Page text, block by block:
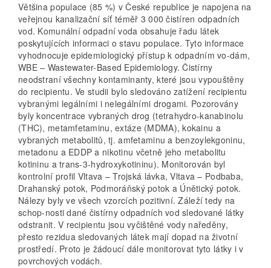
Většina populace (85 %) v České republice je napojena na
veřejnou kanalizační síť téměř 3 000 čistíren odpadních
vod. Komunální odpadní voda obsahuje řadu látek
poskytujících informaci o stavu populace. Tyto informace
vyhodnocuje epidemiologický přístup k odpadním vo-dám,
WBE – Wastewater-Based Epidemiology. Čistírny
neodstraní všechny kontaminanty, které jsou vypouštěny
do recipientu. Ve studii bylo sledováno zatížení recipientu
vybranými legálními i nelegálními drogami. Pozorovány
byly koncentrace vybraných drog (tetrahydro-kanabinolu
(THC), metamfetaminu, extáze (MDMA), kokainu a
vybraných metabolitů, tj. amfetaminu a benzoylekgoninu,
metadonu a EDDP a nikotinu včetně jeho metabolitu
kotininu a trans-3-hydroxykotininu). Monitorován byl
kontrolní profil Vltava – Trojská lávka, Vltava – Podbaba,
Drahanský potok, Podmoráňský potok a Únětický potok.
Nálezy byly ve všech vzorcích pozitivní. Záleží tedy na
schop-nosti dané čistírny odpadních vod sledované látky
odstranit. V recipientu jsou vyčištěné vody naředěny,
přesto rezidua sledovaných látek mají dopad na životní
prostředí. Proto je žádoucí dále monitorovat tyto látky i v
povrchových vodách.